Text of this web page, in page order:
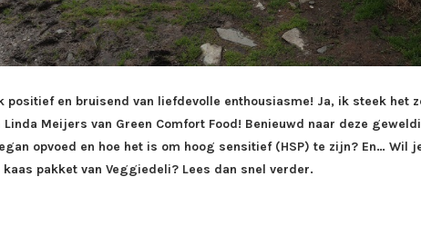
positief en bruisend van liefdevolle enthousiasme! Ja, ik steek het
Linda Meijers van Green Comfort Food! Benieuwd naar deze
opvoed en hoe het is om hoog sensitief (HSP) te zijn? En… Wil
pakket van Veggiedeli? Lees dan snel verder.